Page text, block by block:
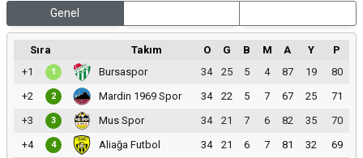
Genel
Sıra Takım O G B M A Y
P
+1
1 Bursaspor 34 25 5 4 87 19
80
+2
2 Mardin 1969 Spor 34 22 5 7 67 25
71
+3
3 Mus Spor 34 21 7 6 82 35
70
+4
4 Aliağa Futbol 34 21 6 7 81 32 69